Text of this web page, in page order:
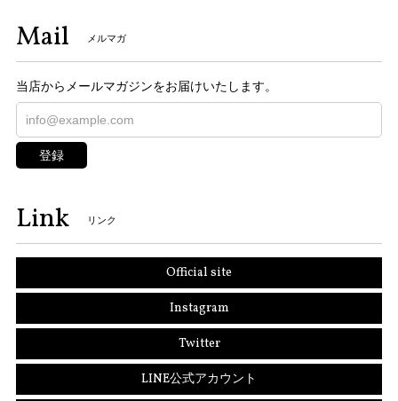
Mail メルマガ
当店からメールマガジンをお届けいたします。
登録
Link リンク
Official site
Instagram
Twitter
LINE公式アカウント